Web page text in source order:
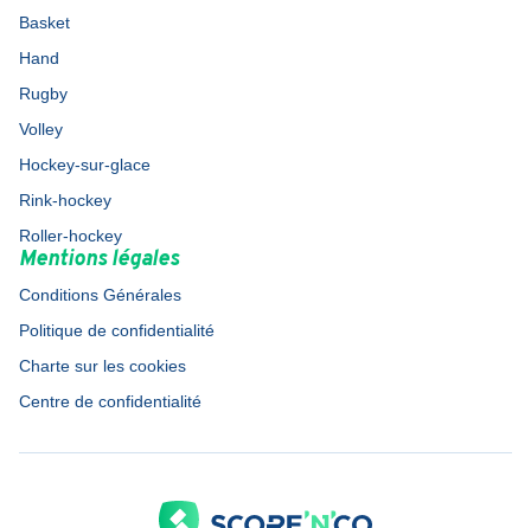
Basket
Hand
Rugby
Volley
Hockey-sur-glace
Rink-hockey
Roller-hockey
Mentions légales
Conditions Générales
Politique de confidentialité
Charte sur les cookies
Centre de confidentialité